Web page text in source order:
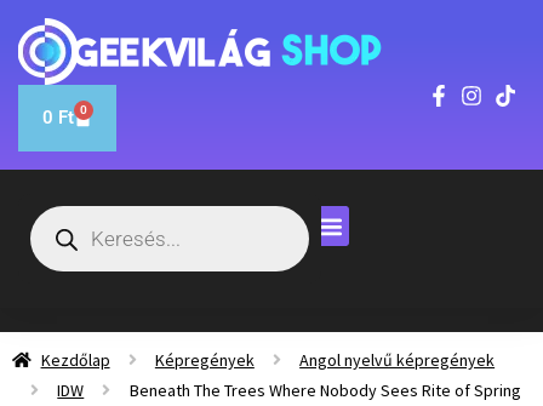
0 Ft 0
Kezdőlap Képregények
Angol nyelvű képregények
IDW
Beneath The Trees Where Nobody Sees Rite of Spring